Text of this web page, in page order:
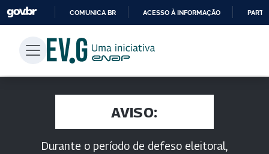
PARA
CONTEÚDO
COMUNICA BR ACESSO À INFORMAÇÃO
AVISO:
Durante o período de defeso eleitoral,